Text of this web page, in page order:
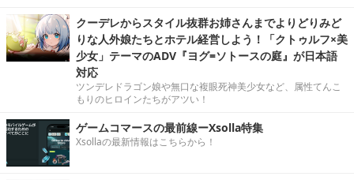
クーデレからスタイル抜群お姉さんまでよりどりみど
りな人外娘たちとホテル経営しよう！「クトゥルフ×美
少女」テーマのADV『ヨグ=ソトースの庭』が日本語
対応
ツンデレドラゴン娘や無口な複眼死神美少女など、属性てんこ
もりのヒロインたちがアツい！
ゲームコマースの最前線ーXsolla特集
Xsollaの最新情報はこちらから！